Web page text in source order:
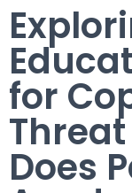
for
Threat
Does